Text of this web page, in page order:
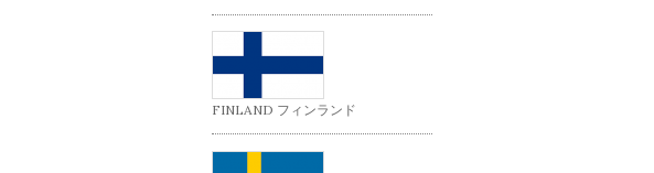
FINLAND フィンランド